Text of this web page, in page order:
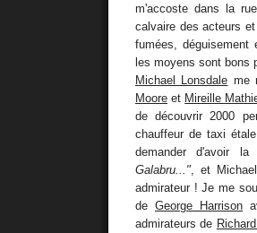
m'accoste dans la
calvaire des acteurs
fumées,
les moyens sont bons
Michael Lonsdale me
Moore et Mireille
de découvrir 2000
chauffeur de taxi
demander d'avoir
Galabru..." , et
admirateur ! Je me
de George Harrison
admirateurs de